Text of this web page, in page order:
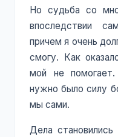
Но судьба со
впоследствии
причем я очень
смогу. Как
мой не помогает.
нужно было силу
мы сами.
Дела становились